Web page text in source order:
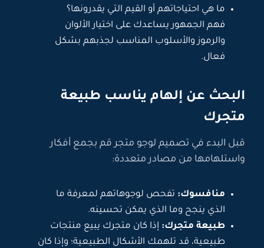
ما هي احتياجاتهم أو القيم التي يقدرونها؟
فهم الجمهور يساعدك على اختيار الألوان
والرموز والأسلوب المناسب لجذبهم بشكل
فعال.
البحث عن إلهام يناسب طبيعة
متجرك
قبل البدء في تصميم لوجو متجر قم بجمع أفكار
واستلهامها من مصادر متعددة:
منافسوك: تفحص لوجوهاتهم لمعرفة ما
الذي ينجح وما الذي يمكن تحسينه.
طبيعة متجرك: إذا كان متجرك يبيع منتجات
طبيعية، قد تلهمك الأشكال الطبيعية؛ وإذا كان